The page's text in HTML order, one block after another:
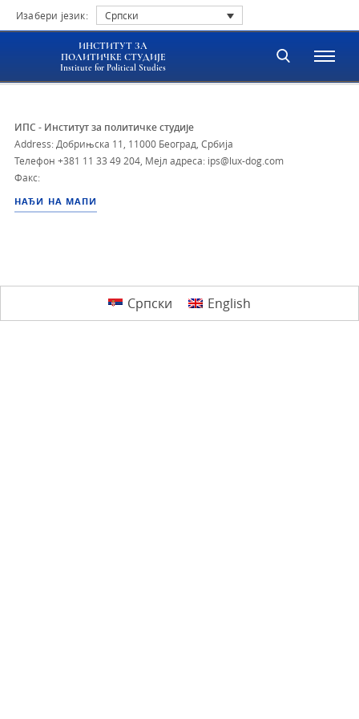
Изабери језик: Српски
ИНСТИТУТ ЗА
ПОЛИТИЧКЕ СТУДИЈЕ
Institute for Political Studies
ИПС - Институт за политичке студије
Address: Добрињска 11, 11000 Београд, Србија
Телефон +381 11 33 49 204 Мејл адреса: ips@lux-dog.com
Факс:
НАЂИ НА МАПИ
Српски English